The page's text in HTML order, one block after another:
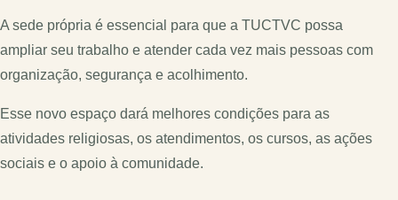
A sede própria é essencial para que a TUCTVC possa
ampliar seu trabalho e atender cada vez mais pessoas com
organização, segurança e acolhimento.
Esse novo espaço dará melhores condições para as
atividades religiosas, os atendimentos, os cursos, as ações
sociais e o apoio à comunidade.